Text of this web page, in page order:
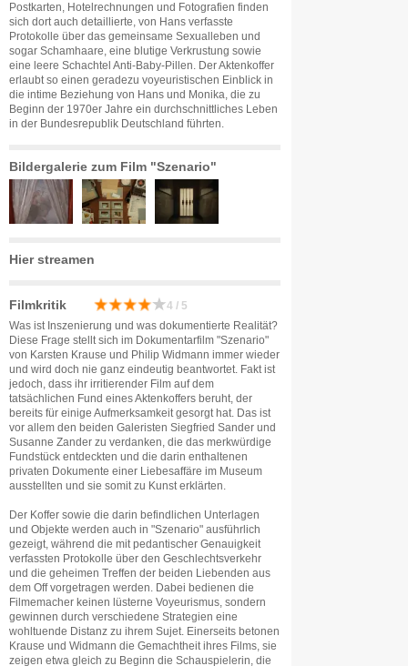
Postkarten, Hotelrechnungen und Fotografien finden
sich dort auch detaillierte, von Hans verfasste
Protokolle über das gemeinsame Sexualleben und
sogar Schamhaare, eine blutige Verkrustung sowie
eine leere Schachtel Anti-Baby-Pillen. Der Aktenkoffer
erlaubt so einen geradezu voyeuristischen Einblick in
die intime Beziehung von Hans und Monika, die zu
Beginn der 1970er Jahre ein durchschnittliches Leben
in der Bundesrepublik Deutschland führten.
Bildergalerie zum Film "Szenario"
Hier streamen
Filmkritik 4 / 5
Was ist Inszenierung und was dokumentierte Realität?
Diese Frage stellt sich im Dokumentarfilm "Szenario"
von Karsten Krause und Philip Widmann immer wieder
und wird doch nie ganz eindeutig beantwortet. Fakt ist
jedoch, dass ihr irritierender Film auf dem
tatsächlichen Fund eines Aktenkoffers beruht, der
bereits für einige Aufmerksamkeit gesorgt hat. Das ist
vor allem den beiden Galeristen Siegfried Sander und
Susanne Zander zu verdanken, die das merkwürdige
Fundstück entdeckten und die darin enthaltenen
privaten Dokumente einer Liebesaffäre im Museum
ausstellten und sie somit zu Kunst erklärten.
Der Koffer sowie die darin befindlichen Unterlagen
und Objekte werden auch in "Szenario" ausführlich
gezeigt, während die mit pedantischer Genauigkeit
verfassten Protokolle über den Geschlechtsverkehr
und die geheimen Treffen der beiden Liebenden aus
dem Off vorgetragen werden. Dabei bedienen die
Filmemacher keinen lüsterne Voyeurismus, sondern
gewinnen durch verschiedene Strategien eine
wohltuende Distanz zu ihrem Sujet. Einerseits betonen
Krause und Widmann die Gemachtheit ihres Films, sie
zeigen etwa gleich zu Beginn die Schauspielerin, die